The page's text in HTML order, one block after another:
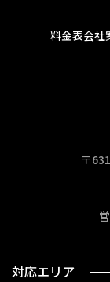
〒
料金表会社
対応エリア